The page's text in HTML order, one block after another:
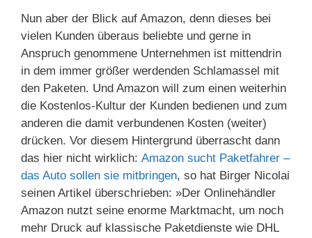
Nun aber der Blick auf Amazon, denn dieses bei
vielen Kunden überaus beliebte und gerne in
Anspruch genommene Unternehmen ist mittendrin
in dem immer größer werdenden Schlamassel mit
den Paketen. Und Amazon will zum einen weiterhin
die Kostenlos-Kultur der Kunden bedienen und zum
anderen die damit verbundenen Kosten (weiter)
drücken. Vor diesem Hintergrund überrascht dann
das hier nicht wirklich: Amazon sucht Paketfahrer –
das Auto sollen sie mitbringen, so hat Birger Nicolai
seinen Artikel überschrieben: »Der Onlinehändler
Amazon nutzt seine enorme Marktmacht, um noch
mehr Druck auf klassische Paketdienste wie DHL